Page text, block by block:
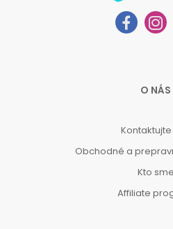
O NÁS
Obchodné a
Kto sme
Affiliate